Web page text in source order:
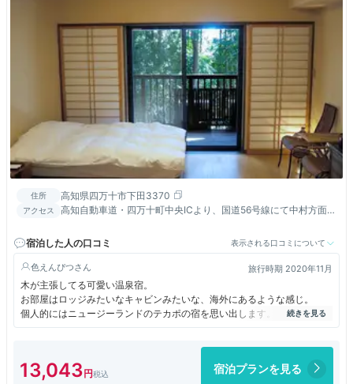
住所 高知県四万十市下田3370
アクセス
高知自動車道・四万十町中央ICより、国道56号線にて中村方面へ
宿泊した人の口コミ
表示される口コミについて
色えんぴつ 旅行時期 2020年11月
木が主張してる可愛い温泉宿。
お部屋はロッジみたいなキャビンみたいな、海外にあるような感じ。
個人的にはニュージーランドのテカポの宿を思い出します。
温泉は露天風呂もありました。
13,043 宿泊プランを見る